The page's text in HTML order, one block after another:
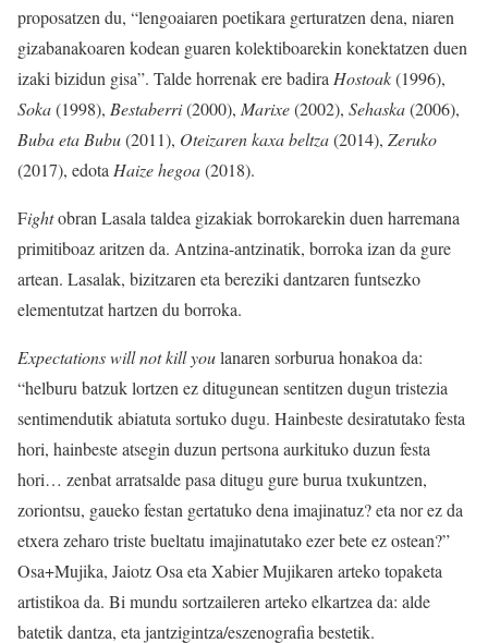
proposatzen du, “lengoaiaren poetikara gerturatzen dena, niaren
gizabanakoaren kodean guaren kolektiboarekin konektatzen duen
izaki bizidun gisa”. Talde horrenak ere badiraHostoak(1996),
Soka(1998), Bestaberri(2000), Marixe(2002), Sehaska(2006),
Buba eta Bubu(2011), Oteizaren kaxa beltza(2014), Zeruko
(2017), edotaHaize hegoa(2018).
Fightobran Lasala taldea gizakiak borrokarekin duen harremana
primitiboaz aritzen da. Antzina-antzinatik, borroka izan da gure
artean. Lasalak, bizitzaren eta bereziki dantzaren funtsezko
elementutzat hartzen du borroka.
Expectations will not kill youlanaren sorburua honakoa da:
“helburu batzuk lortzen ez ditugunean sentitzen dugun tristezia
sentimendutik abiatuta sortuko dugu. Hainbeste desiratutako festa
hori, hainbeste atsegin duzun pertsona aurkituko duzun festa
hori… zenbat arratsalde pasa ditugu gure burua txukuntzen,
zoriontsu, gaueko festan gertatuko dena imajinatuz? eta nor ez da
etxera zeharo triste bueltatu imajinatutako ezer bete ez ostean?”
Osa+Mujika, Jaiotz Osa eta Xabier Mujikaren arteko topaketa
artistikoa da. Bi mundu sortzaileren arteko elkartzea da: alde
batetik dantza, eta jantzigintza/eszenografia bestetik.